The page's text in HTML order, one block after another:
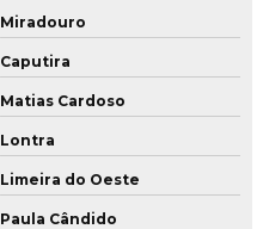
Miradouro
Caputira
Matias Cardoso
Lontra
Limeira do Oeste
Paula Cândido